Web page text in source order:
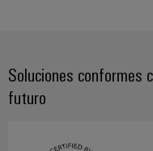
Soluciones conformes
futuro